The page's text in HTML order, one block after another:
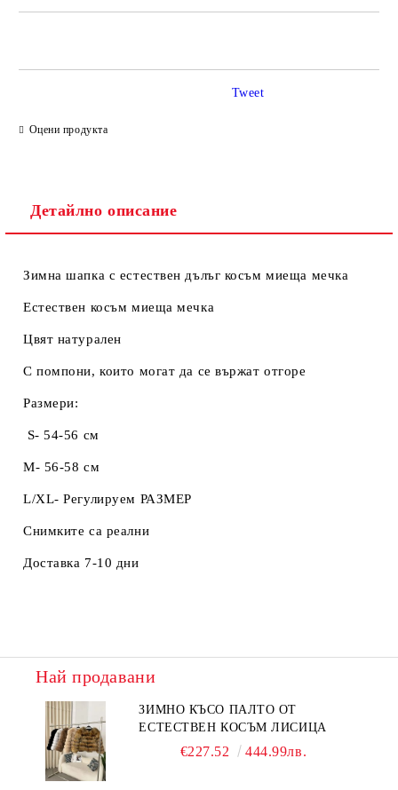
Оцени продукта
Tweet
Детайлно описание
Зимна шапка с естествен дълъг косъм миеща мечка
Естествен косъм миеща мечка
Цвят натурален
С помпони, които могат да се вържат отгоре
Размери:
S- 54-56 см
M- 56-58 см
L/XL- Регулируем РАЗМЕР
Снимките са реални
Доставка 7-10 дни
Най продавани
ЗИМНО КЪСО ПАЛТО ОТ
ЕСТЕСТВЕН КОСЪМ ЛИСИЦА
€227.52 444.99лв.